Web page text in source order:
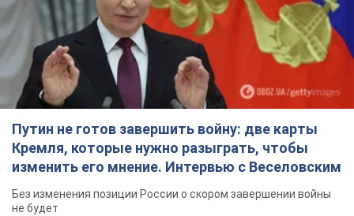
Путин не готов завершить войну: две карты
Кремля, которые нужно разыграть, чтобы
изменить его мнение. Интервью с Веселовским
Без изменения позиции России о скором завершении войны
не будет